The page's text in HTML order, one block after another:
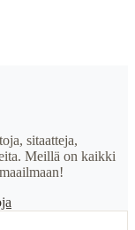
sitaatteja,
Meillä on kaikki